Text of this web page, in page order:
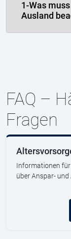
1-Was
Ausland
FAQ –
Fragen
Informationen für
über Anspar- und